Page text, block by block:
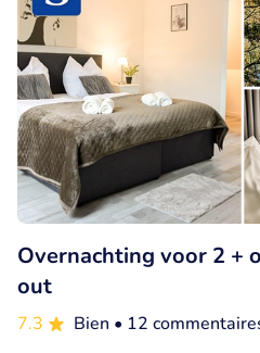
Overnachting voor 2 +
out
7.3 Bien • 12